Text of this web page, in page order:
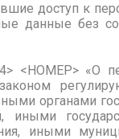
доступ к
данные без
<НОМЕР> «О
органами
иными
иными